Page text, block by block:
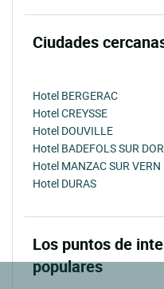
Ciudades
Hotel BERGERAC
Hotel CREYSSE
Hotel DOUVILLE
Hotel BADEFOLS SUR
Hotel MANZAC SUR VERN
Hotel DURAS
Los puntos de
populares